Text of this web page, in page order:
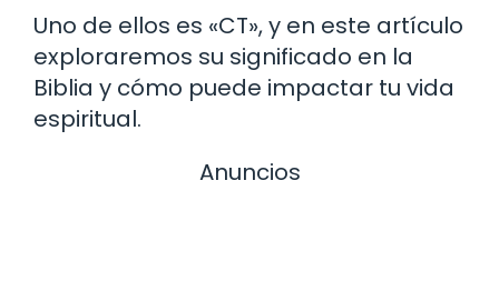
Uno de ellos es «CT», y en este artículo
exploraremos su significado en la
Biblia y cómo puede impactar tu vida
espiritual.
Anuncios